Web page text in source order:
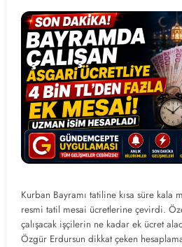
Kurban Bayramı tatiline kısa süre kala
resmi tatil mesai ücretlerine çevirdi.
çalışacak işçilerin ne kadar ek ücret
Özgür Erdursun dikkat çeken